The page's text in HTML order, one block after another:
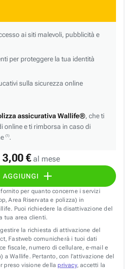
3,00 € al mese
AGGIUNGI
ai siti malevoli, pubblicità e
per proteggere la tua identità
sulla sicurezza online
assicurativa Wallife®, che ti
online e ti rimborsa in caso di
(1).
per quanto concerne i servizi
Area Riservata e polizza) in
Puoi richiedere la disattivazione del
tua area clienti.
la richiesta di attivazione del
Fastweb comunicherà i tuoi dati
fiscale, numero di cellulare, e-mail e
a Wallife. Pertanto, con l’attivazione del
preso visione della privacy, accetti la